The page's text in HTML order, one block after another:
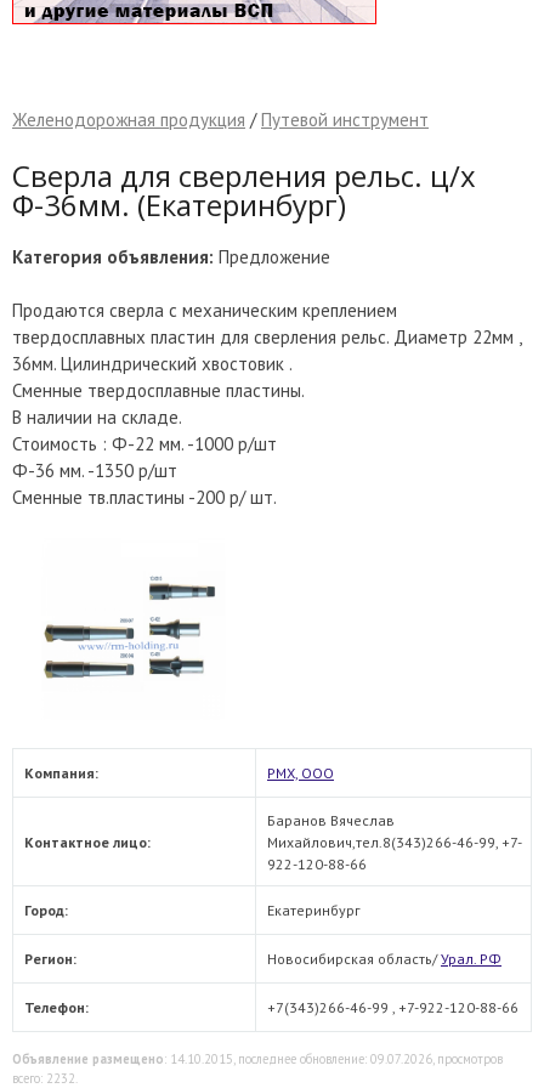
Желенодорожная продукция /Путевой инструмент
Сверла для сверления рельс. ц/х
Ф-36мм. (Екатеринбург)
Категория объявления: Предложение
Продаются сверла с механическим креплением
твердосплавных пластин для сверления рельс. Диаметр 22мм ,
36мм. Цилиндрический хвостовик .
Сменные твердосплавные пластины.
В наличии на складе.
Стоимость : Ф-22 мм. -1000 р/шт
Ф-36 мм. -1350 р/шт
Сменные тв.пластины -200 р/ шт.
Компания: РМХ, ООО
Контактное лицо:
Баранов Вячеслав
Михайлович,тел.8(343)266-46-99, +7-
922-120-88-66
Город: Екатеринбург
Регион: Новосибирская область/Урал. РФ
Телефон: +7(343)266-46-99 , +7-922-120-88-66
Объявление размещено: 14.10.2015, последнее обновление: 09.07.2026, просмотров
всего: 2232.